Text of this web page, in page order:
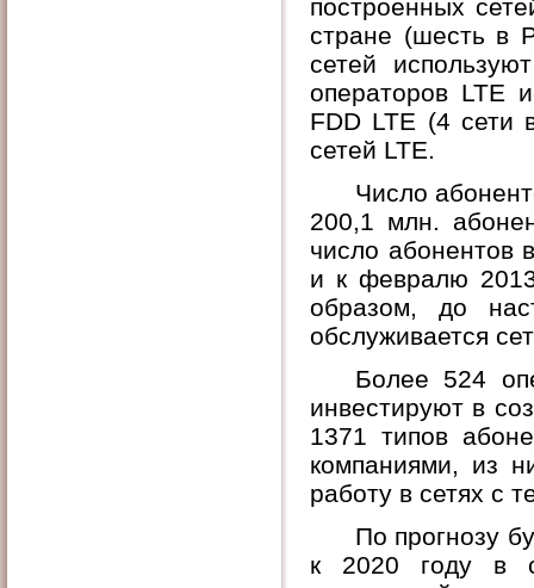
построенных
стране (шесть в
сетей
операторов LTE
FDD LTE (4 сети
сетей LTE.
Число
200,1 млн.
число абонентов
и к февралю
образом, до
обслуживается
Более 524
инвестируют в
1371 типов
компаниями, из
работу в сетях с
По прогнозу
к 2020 году в